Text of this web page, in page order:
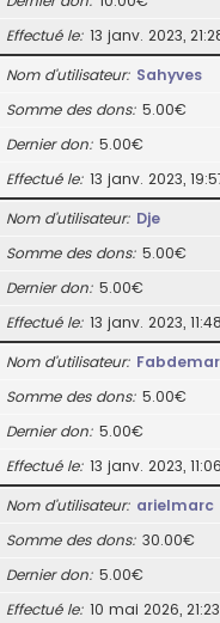
Effectué le 13 janv. 2023,
Nom d’utilisateur Sahyves
Somme des dons 5.00€
Dernier don 5.00€
Effectué le 13 janv. 2023,
Nom d’utilisateur Dje
Somme des dons 5.00€
Dernier don 5.00€
Effectué le 13 janv. 2023, 11:48
Nom d’utilisateur
Somme des dons 5.00€
Dernier don 5.00€
Effectué le 13 janv. 2023, 11:06
Nom d’utilisateur arielmarc
Somme des dons 30.00€
Dernier don 5.00€
Effectué le 10 mai 2026, 21:23